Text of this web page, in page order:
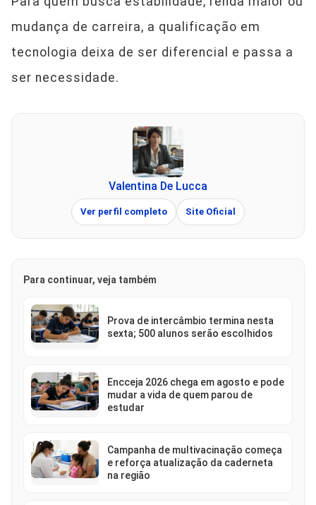
mudança de carreira, a qualificação em
tecnologia deixa de ser diferencial e passa a
ser necessidade.
Valentina De Lucca
Ver perfil completo Site Oficial
Para continuar, veja também
Prova de intercâmbio termina nesta
sexta; 500 alunos serão escolhidos
Encceja 2026 chega em agosto e pode
mudar a vida de quem parou de
estudar
Campanha de multivacinação começa
e reforça atualização da caderneta
na região